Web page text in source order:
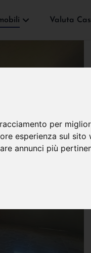
per
esperienza sul sito
annunci più
Valuta